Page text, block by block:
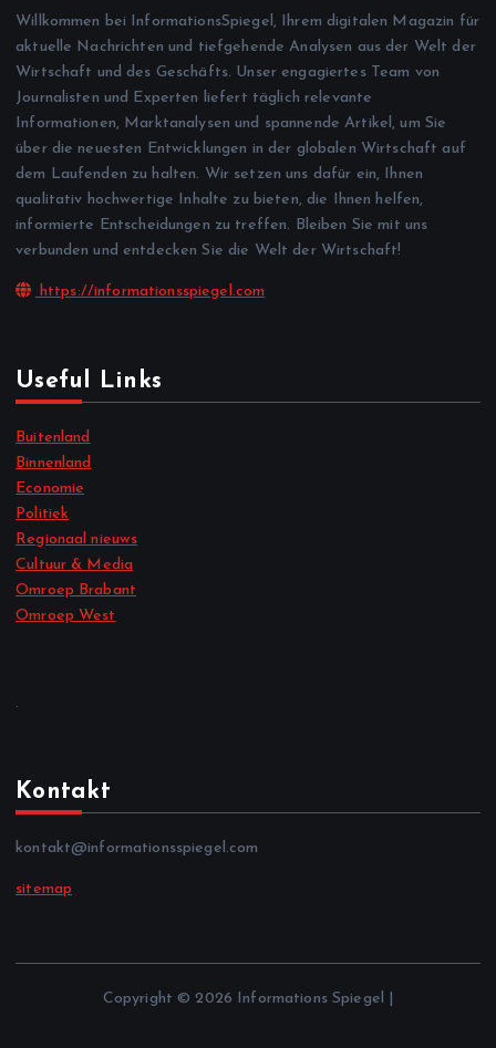
Willkommen bei InformationsSpiegel, Ihrem digitalen Magazin für
aktuelle Nachrichten und tiefgehende Analysen aus der Welt der
Wirtschaft und des Geschäfts. Unser engagiertes Team von
Journalisten und Experten liefert täglich relevante
Informationen, Marktanalysen und spannende Artikel, um Sie
über die neuesten Entwicklungen in der globalen Wirtschaft auf
dem Laufenden zu halten. Wir setzen uns dafür ein, Ihnen
qualitativ hochwertige Inhalte zu bieten, die Ihnen helfen,
informierte Entscheidungen zu treffen. Bleiben Sie mit uns
verbunden und entdecken Sie die Welt der Wirtschaft!
https://informationsspiegel.com
Useful Links
Buitenland
Binnenland
Economie
Politiek
Regionaal nieuws
Cultuur & Media
Omroep Brabant
Omroep West
.
Kontakt
kontakt@informationsspiegel.com
sitemap
Copyright © 2026 Informations Spiegel |